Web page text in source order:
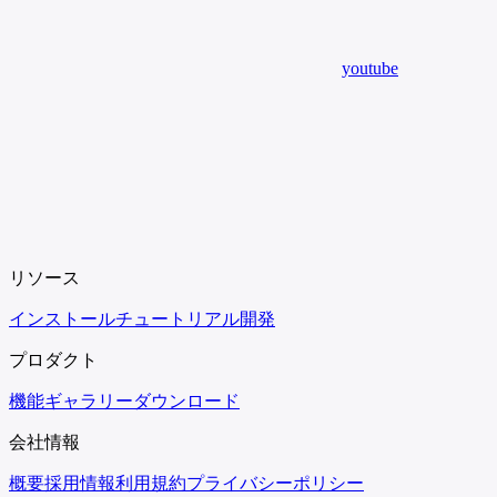
youtube
リソース
インストールチュートリアル開発
プロダクト
機能ギャラリーダウンロード
会社情報
概要採用情報利用規約プライバシーポリシー